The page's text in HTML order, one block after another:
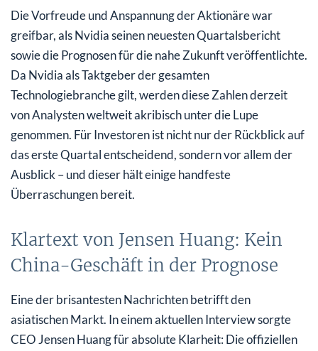
Die Vorfreude und Anspannung der Aktionäre war
greifbar, als Nvidia seinen neuesten Quartalsbericht
sowie die Prognosen für die nahe Zukunft veröffentlichte.
Da Nvidia als Taktgeber der gesamten
Technologiebranche gilt, werden diese Zahlen derzeit
von Analysten weltweit akribisch unter die Lupe
genommen. Für Investoren ist nicht nur der Rückblick auf
das erste Quartal entscheidend, sondern vor allem der
Ausblick – und dieser hält einige handfeste
Überraschungen bereit.
Klartext von Jensen Huang: Kein
China-Geschäft in der Prognose
Eine der brisantesten Nachrichten betrifft den
asiatischen Markt. In einem aktuellen Interview sorgte
CEO Jensen Huang für absolute Klarheit: Die offiziellen